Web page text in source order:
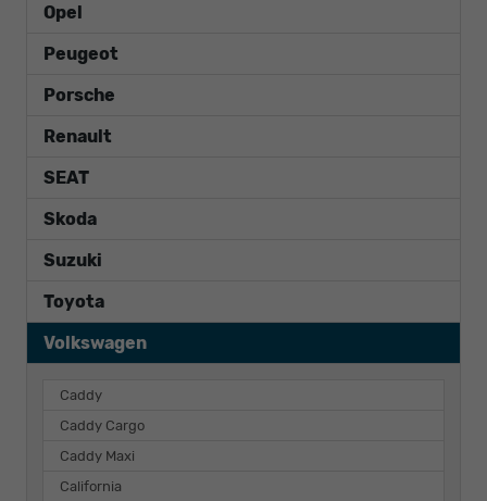
Opel
Peugeot
Porsche
Renault
SEAT
Skoda
Suzuki
Toyota
Volkswagen
Caddy
Caddy Cargo
Caddy Maxi
California